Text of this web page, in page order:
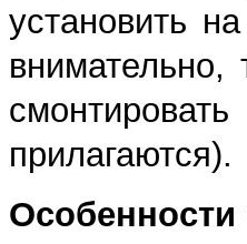
установить
внимательно,
прилагаются).
Особенности